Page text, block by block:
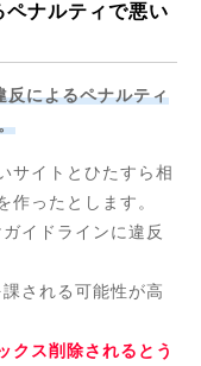
ナルティで悪い
によるペナルティ
サイトとひたすら相
作ったとします。
イドラインに違反
される可能性が高
クス削除されるとう